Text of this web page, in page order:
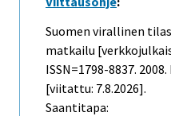
Suomen virallinen
matkailu
ISSN=1798-8837.
[viitattu: 7.8.2026].
Saantitapa: